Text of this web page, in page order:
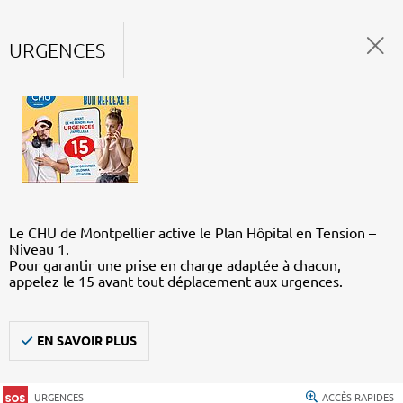
URGENCES
Le CHU de Montpellier active le Plan Hôpital en Tension –
Niveau 1.
Pour garantir une prise en charge adaptée à chacun,
appelez le 15 avant tout déplacement aux urgences.
EN SAVOIR PLUS
URGENCES ACCÈS RAPIDES